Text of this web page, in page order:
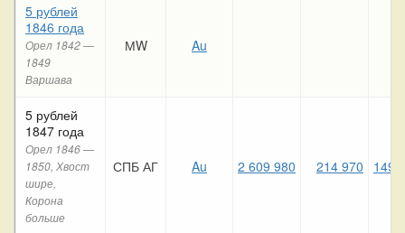
5 рублей
1846 года
Орел 1842 —
1849
Варшава
МW Au
5 рублей
1847 года
Орел 1846 —
1850, Хвост
шире,
Корона
больше
СПБ АГ Au 2 609 980 214 970 149